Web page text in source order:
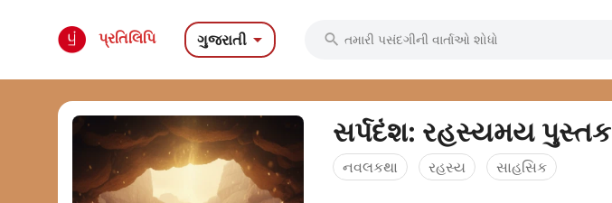
પ્રતિલિપિ ગુજરાતી  
સર્પદંશ: રહસ્યમય પુસ્તક
નવલકથા રહસ્ય સાહસિક